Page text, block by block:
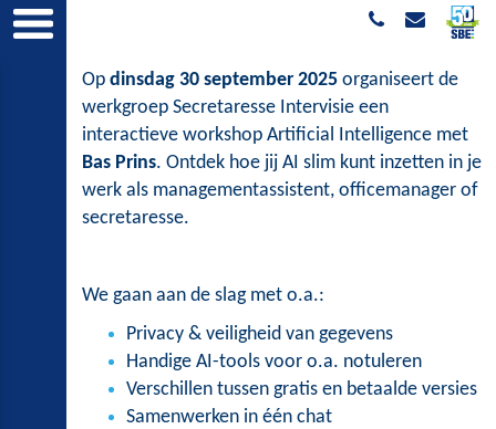
Op dinsdag 30 september 2025 organiseert de
werkgroep Secretaresse Intervisie een
interactieve workshop Artificial Intelligence met
Bas Prins. Ontdek hoe jij AI slim kunt inzetten in je
werk als managementassistent, officemanager of
secretaresse.
We gaan aan de slag met o.a.:
Privacy & veiligheid van gegevens
Handige AI-tools voor o.a. notuleren
Verschillen tussen gratis en betaalde versies
Samenwerken in één chat